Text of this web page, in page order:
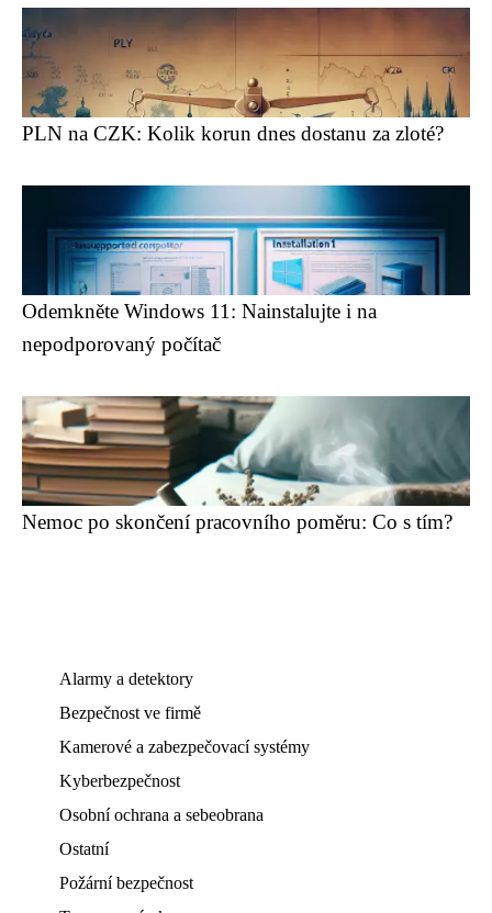
PLN na CZK: Kolik korun dnes dostanu za zloté?
Odemkněte Windows 11: Nainstalujte i na
nepodporovaný počítač
Nemoc po skončení pracovního poměru: Co s tím?
Alarmy a detektory
Bezpečnost ve firmě
Kamerové a zabezpečovací systémy
Kyberbezpečnost
Osobní ochrana a sebeobrana
Ostatní
Požární bezpečnost